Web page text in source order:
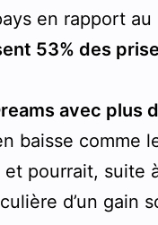
en rapport au
53% des
avec plus
baisse comme
pourrait, suite
d’un gain